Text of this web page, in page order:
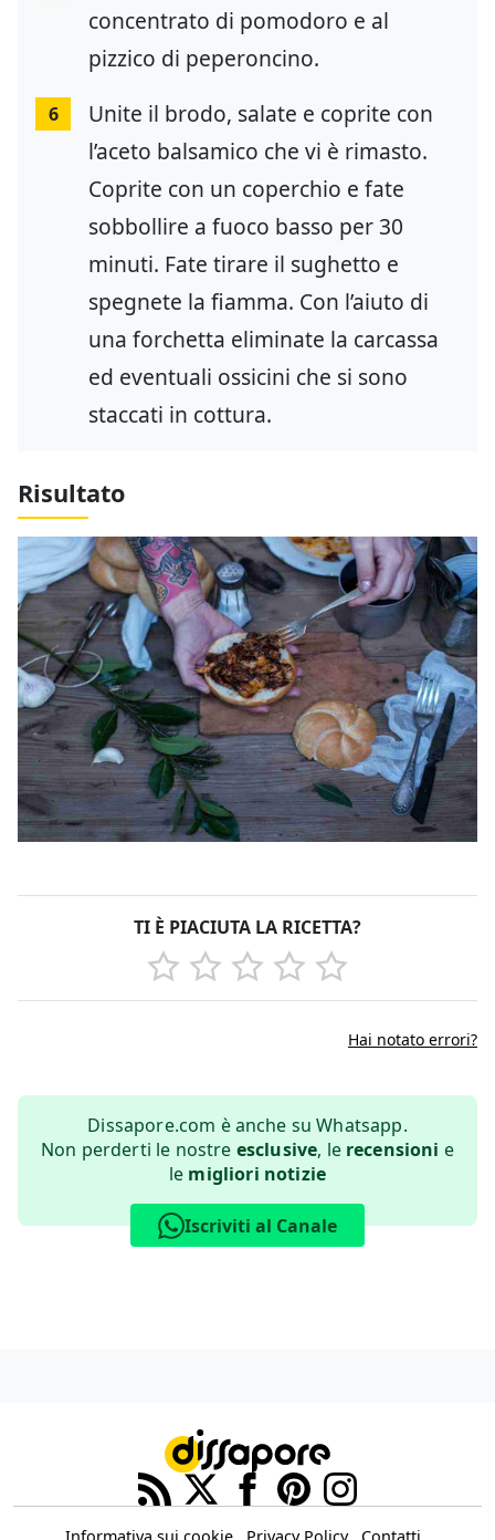
concentrato di pomodoro e al
pizzico di peperoncino.
6
Unite il brodo, salate e coprite con
l’aceto balsamico che vi è rimasto.
Coprite con un coperchio e fate
sobbollire a fuoco basso per 30
minuti. Fate tirare il sughetto e
spegnete la fiamma. Con l’aiuto di
una forchetta eliminate la carcassa
ed eventuali ossicini che si sono
staccati in cottura.
Risultato
TI È PIACIUTA LA RICETTA?
Hai notato errori?
Dissapore.com è anche su Whatsapp.
Non perderti le nostre esclusive, le recensioni e
le migliori notizie
Iscriviti al Canale
Informativa sui cookie Privacy Policy Contatti